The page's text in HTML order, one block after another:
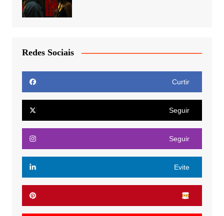
Redes Sociais
Curtir
Seguir
Seguir
Evite